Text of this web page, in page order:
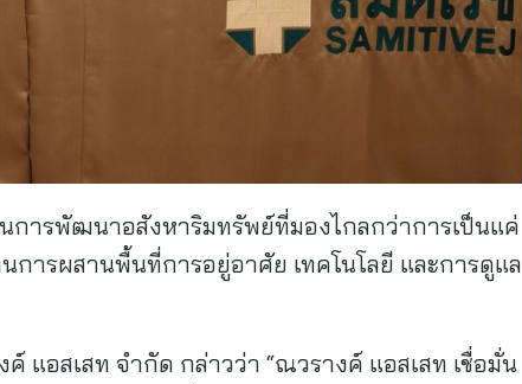
การพัฒนาอสังหาริมทรัพย์ที่มองไกลกว่าการเป็นแค่
ารผสานพื้นที่การอยู่อาศัย เทคโนโลยี และการดูแล
แอสเสท จำกัด กล่าวว่า “ณวรางค์ แอสเสท เชื่อมั่น